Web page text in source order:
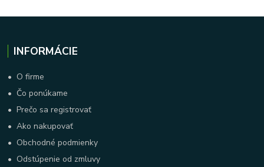
INFORMÁCIE
• O firme
• Čo ponúkame
•Prečo sa registrovať
•Ako nakupovať
• Obchodné podmienky
• Odstúpenie od zmluvy